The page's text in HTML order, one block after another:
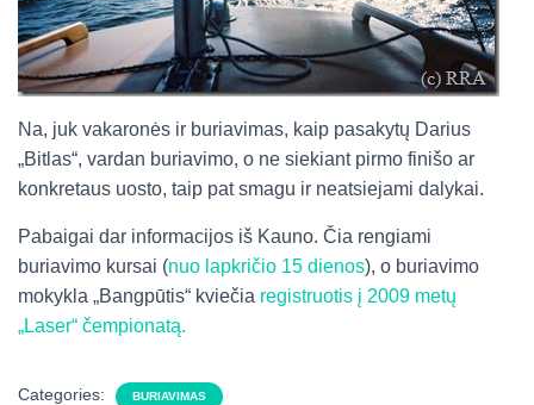
Na, juk vakaronės ir buriavimas, kaip pasakytų Darius
„Bitlas“, vardan buriavimo, o ne siekiant pirmo finišo ar
konkretaus uosto, taip pat smagu ir neatsiejami dalykai.
Pabaigai dar informacijos iš Kauno. Čia rengiami
buriavimo kursai (nuo lapkričio 15 dienos), o buriavimo
mokykla „Bangpūtis“ kviečia registruotis į 2009 metų
„Laser“ čempionatą.
Categories: BURIAVIMAS